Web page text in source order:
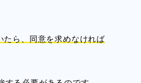
たら、同意を求めなければ